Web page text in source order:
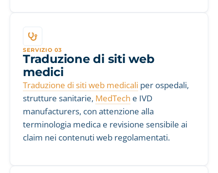
SERVIZIO 03
Traduzione di siti web
medici
Traduzione di siti web medicali per ospedali,
strutture sanitarie, MedTech e IVD
manufacturers, con attenzione alla
terminologia medica e revisione sensibile ai
claim nei contenuti web regolamentati.